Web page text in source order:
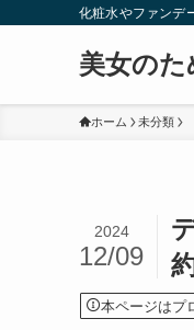
化粧水やファンデ
美女の
ホーム 未分類
2024
12/09
本ページはプ